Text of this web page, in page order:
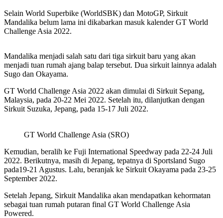
Selain World Superbike (WorldSBK) dan MotoGP, Sirkuit
Mandalika belum lama ini dikabarkan masuk kalender GT World
Challenge Asia 2022.
Mandalika menjadi salah satu dari tiga sirkuit baru yang akan
menjadi tuan rumah ajang balap tersebut. Dua sirkuit lainnya adalah
Sugo dan Okayama.
GT World Challenge Asia 2022 akan dimulai di Sirkuit Sepang,
Malaysia, pada 20-22 Mei 2022. Setelah itu, dilanjutkan dengan
Sirkuit Suzuka, Jepang, pada 15-17 Juli 2022.
GT World Challenge Asia (SRO)
Kemudian, beralih ke Fuji International Speedway pada 22-24 Juli
2022. Berikutnya, masih di Jepang, tepatnya di Sportsland Sugo
pada19-21 Agustus. Lalu, beranjak ke Sirkuit Okayama pada 23-25
September 2022.
Setelah Jepang, Sirkuit Mandalika akan mendapatkan kehormatan
sebagai tuan rumah putaran final GT World Challenge Asia
Powered.